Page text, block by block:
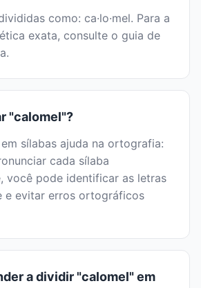
como: ca·lo·mel. Para a
exata, consulte o guia de
"calomel"?
sílabas ajuda na ortografia:
cada sílaba
você pode identificar as letras
e evitar erros ortográficos
a dividir "calomel" em